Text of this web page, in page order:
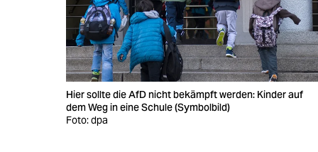
veranstaltungen
fragen & hilfe
Hier sollte die AfD nicht bekämpft werden: Kinder auf
dem Weg in eine Schule (Symbolbild)
Foto: dpa